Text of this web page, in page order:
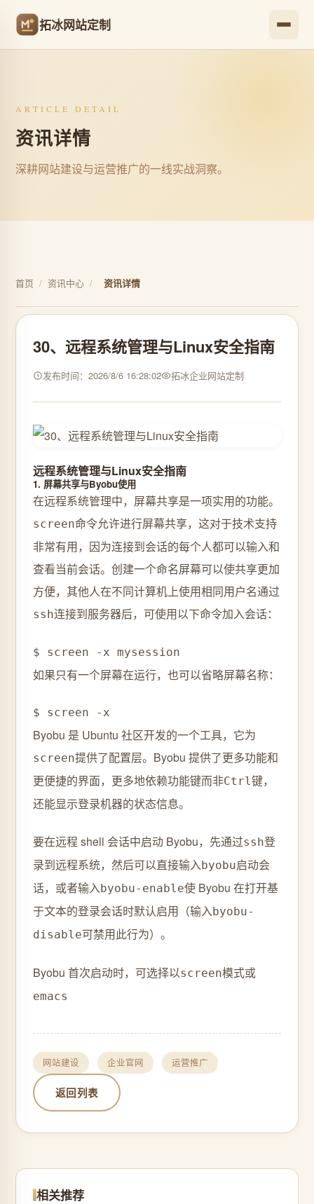
拓冰网站定制
ARTICLE DETAIL
资讯详情
深耕网站建设与运营推广的一线实战洞察。
首页 / 资讯中心 / 资讯详情
30、远程系统管理与Linux安全指南
发布时间：2026/8/6 16:28:02 拓冰企业网站定制
远程系统管理与Linux安全指南
1. 屏幕共享与Byobu使用
在远程系统管理中，屏幕共享是一项实用的功能。
screen命令允许进行屏幕共享，这对于技术支持
非常有用，因为连接到会话的每个人都可以输入和
查看当前会话。创建一个命名屏幕可以使共享更加
方便，其他人在不同计算机上使用相同用户名通过
ssh连接到服务器后，可使用以下命令加入会话：
$ screen -x mysession
如果只有一个屏幕在运行，也可以省略屏幕名称：
$ screen -x
Byobu 是 Ubuntu 社区开发的一个工具，它为
screen提供了配置层。Byobu 提供了更多功能和
更便捷的界面，更多地依赖功能键而非Ctrl键，
还能显示登录机器的状态信息。
要在远程 shell 会话中启动 Byobu，先通过ssh登
录到远程系统，然后可以直接输入byobu启动会
话，或者输入byobu-enable使 Byobu 在打开基
于文本的登录会话时默认启用（输入byobu-
disable可禁用此行为）。
Byobu 首次启动时，可选择以screen模式或
emacs
网站建设 企业官网 运营推广
返回列表
相关推荐